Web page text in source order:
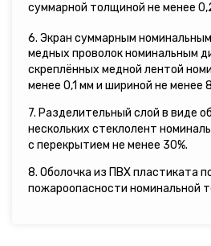
суммарной толщиной не менее
6. Экран суммарным
медных проволок номинальным
скреплённых медной лентой
менее 0,1 мм и шириной не менее
7. Разделительный слой в виде
нескольких стеклолент
с перекрытием не менее 30%.
8. Оболочка из ПВХ пластиката
пожароопасности номинальной